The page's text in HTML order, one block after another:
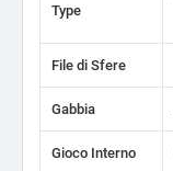
Type
File di Sfere
Gabbia
Gioco Interno